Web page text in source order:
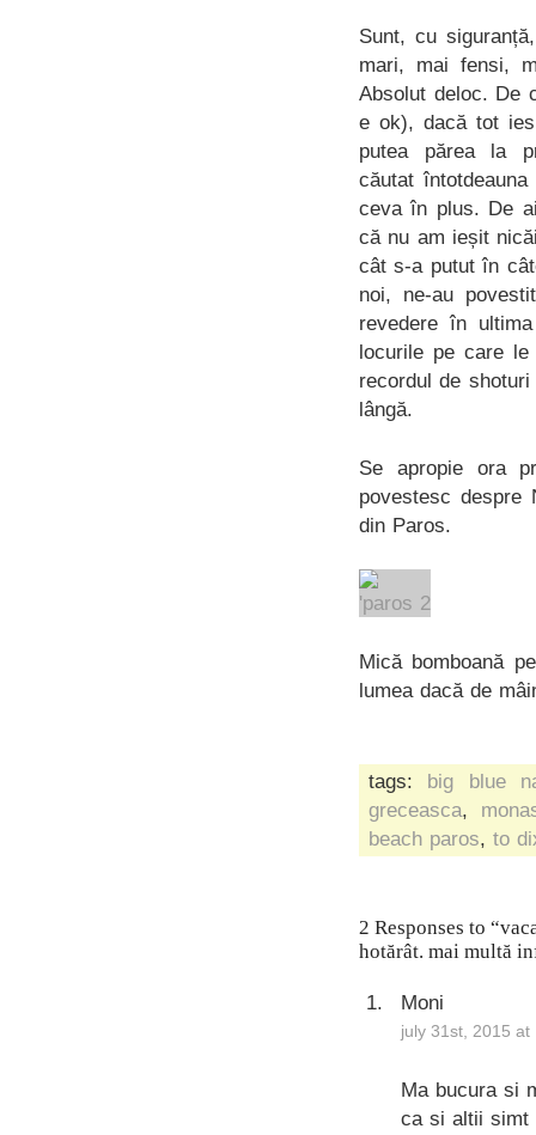
Sunt, cu
mari, mai fensi,
Absolut deloc. De
e ok), dacă tot
putea părea la
căutat
ceva în plus. De
că nu am ieșit
cât s-a putut în
noi, ne-au
revedere în
locurile pe care
recordul de
lângă.
Se apropie ora
povestesc despre
din Paros.
Mică bomboană
lumea dacă de
tags: big blue
greceasca,
beach paros, to
2 Responses to
hotărât. mai multă
Moni
july 31st, 2015 at
Ma bucura si
ca si altii